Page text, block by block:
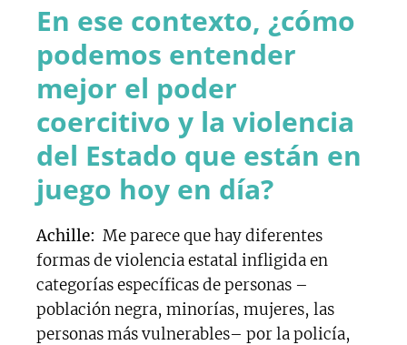
En ese contexto, ¿cómo
podemos entender
mejor el poder
coercitivo y la violencia
del Estado que están en
juego hoy en día?
Achille: Me parece que hay diferentes
formas de violencia estatal infligida en
categorías específicas de personas –
población negra, minorías, mujeres, las
personas más vulnerables– por la policía,